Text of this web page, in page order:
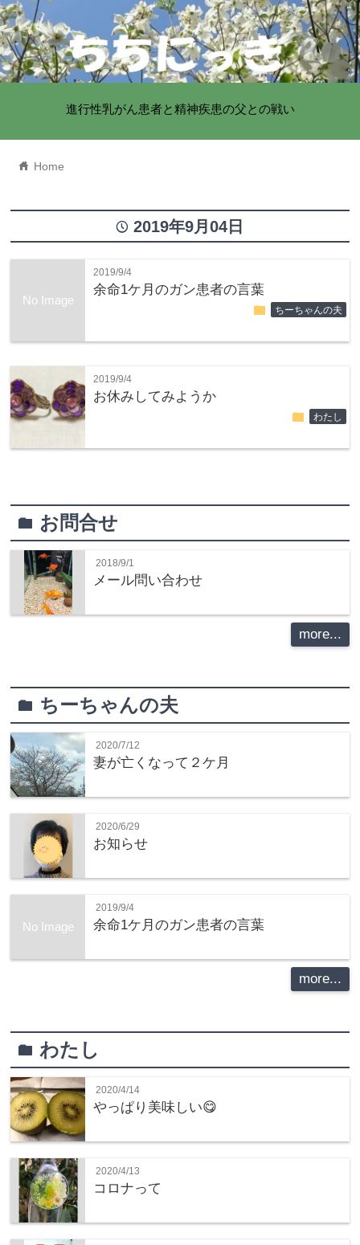
進行性乳がん患者と精神疾患の父との戦い
home Home
time 2019年9月04日
No Image
2019/9/4
余命1ケ月のガン患者の言葉
folder ちーちゃんの夫
2019/9/4
お休みしてみようか
folder わたし
folder お問合せ
2018/9/1
メール問い合わせ
more...
folder ちーちゃんの夫
2020/7/12
妻が亡くなって２ケ月
2020/6/29
お知らせ
No Image
2019/9/4
余命1ケ月のガン患者の言葉
more...
folderわたし
2020/4/14
やっぱり美味しい😋
2020/4/13
コロナって